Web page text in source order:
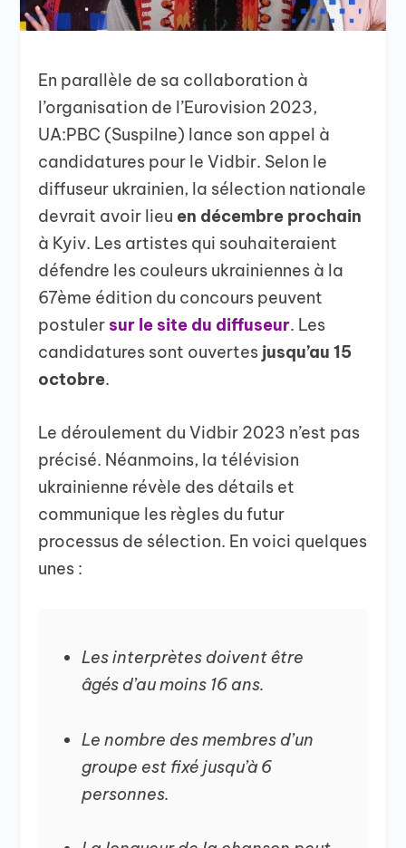
En parallèle de sa collaboration à
l’organisation de l’Eurovision 2023,
UA:PBC (Suspilne) lance son appel à
candidatures pour le Vidbir. Selon le
diffuseur ukrainien, la sélection nationale
devrait avoir lieu en décembre prochain
à Kyiv. Les artistes qui souhaiteraient
défendre les couleurs ukrainiennes à la
67ème édition du concours peuvent
postuler sur le site du diffuseur. Les
candidatures sont ouvertes jusqu’au 15
octobre.
Le déroulement du Vidbir 2023 n’est pas
précisé. Néanmoins, la télévision
ukrainienne révèle des détails et
communique les règles du futur
processus de sélection. En voici quelques
unes :
Les interprètes doivent être
âgés d’au moins 16 ans.
Le nombre des membres d’un
groupe est fixé jusqu’à 6
personnes.